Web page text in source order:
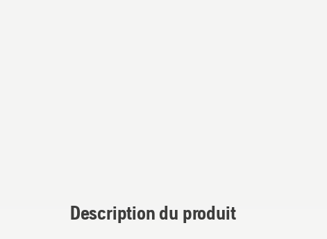
Description du produit